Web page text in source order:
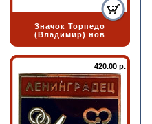
Значок Торпедо
(Владимир) нов
420.00 р.